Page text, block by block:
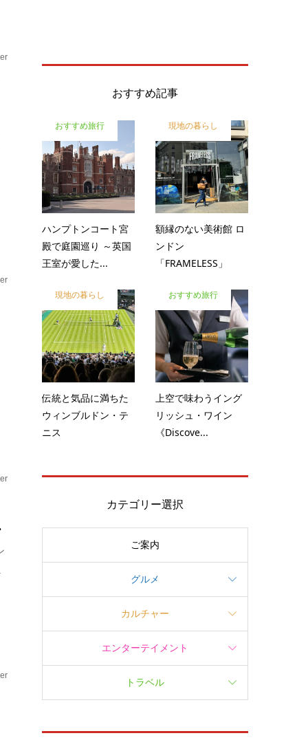
おすすめ記事
おすすめ旅行
ハンプトンコート宮
殿で庭園巡り ～英国
王室が愛した...
現地の暮らし
額縁のない美術館 ロ
ンドン
「FRAMELESS」
現地の暮らし
伝統と気品に満ちた
ウィンブルドン・テ
ニス
おすすめ旅行
上空で味わうイング
リッシュ・ワイン
《Discove...
カテゴリー選択
ご案内
グルメ
カルチャー
エンターテイメント
トラベル